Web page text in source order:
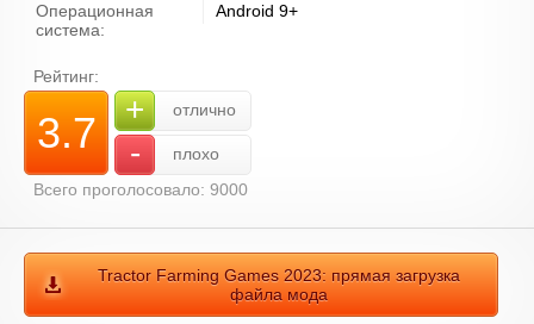
Операционная
система:
Android 9+
Рейтинг:
3.7 + отлично
-
плохо
Всего проголосовало: 9000
Tractor Farming Games 2023: прямая загрузка
файла мода